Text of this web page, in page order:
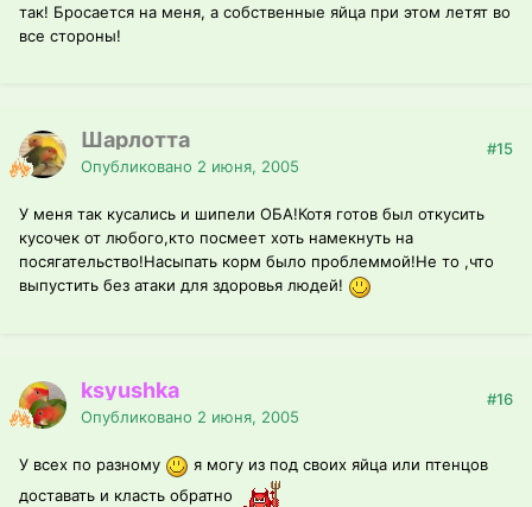
так! Бросается на меня, а собственные яйца при этом летят во
все стороны!
Шарлотта
Опубликовано 2 июня, 2005
#15
У меня так кусались и шипели ОБА!Котя готов был откусить
кусочек от любого,кто посмеет хоть намекнуть на
посягательство!Насыпать корм было проблеммой!Не то ,что
выпустить без атаки для здоровья людей!
ksyushka
Опубликовано 2 июня, 2005
#16
У всех по разному
я могу из под своих яйца или птенцов
доставать и класть обратно